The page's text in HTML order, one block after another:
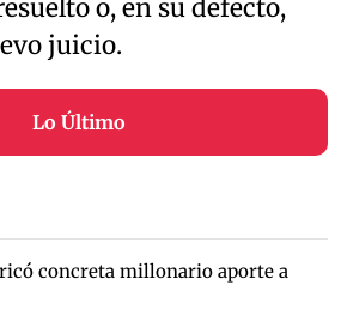
o, en su defecto,
juicio.
Lo Último
concreta millonario aporte a